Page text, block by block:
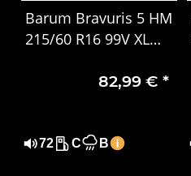
Barum Bravuris 5 HM
215/60 R16 99V XL
Load, DOT 1724
82,99 € *
72 C B